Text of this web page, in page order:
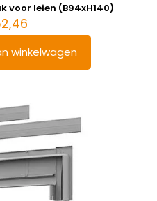
voor leien (B94xH140)
winkelwagen